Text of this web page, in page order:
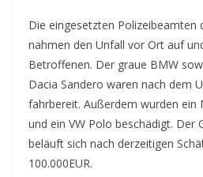
Die eingesetzten Polizeibeamten
nahmen den Unfall vor Ort auf
Betroffenen. Der graue BMW
Dacia Sandero waren nach dem
fahrbereit. Außerdem wurden ein
und ein VW Polo beschädigt. Der
beläuft sich nach derzeitigen
100.000EUR.